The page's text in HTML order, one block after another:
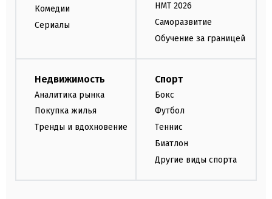
Комедии
Сериалы
НМТ 2026
Саморазвитие
Обучение за границей
Недвижимость
Аналитика рынка
Покупка жилья
Тренды и вдохновение
Спорт
Бокс
Футбол
Теннис
Биатлон
Другие виды спорта